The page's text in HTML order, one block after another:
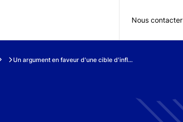
Nous contacter
Un argument en faveur d'une cible d'infl...